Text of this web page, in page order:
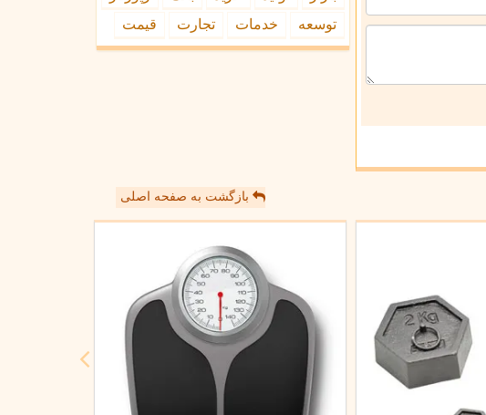
توسعه
خدمات تجارت قیمت
بازگشت به صفحه اصلی